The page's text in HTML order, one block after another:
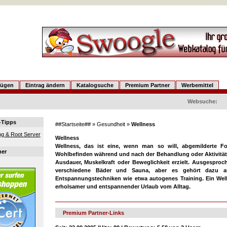
Eintrag ändern Katalogsuche Premium Partner Werbemittel
Websuche:
& Root Server
##Startseite##» Gesundheit» Wellness
Wellness
Wellness, das ist eine, wenn man so will, abgemilderte
Wohlbefinden während und nach der Behandlung oder
Ausdauer, Muskelkraft oder Beweglichkeit erzielt.
verschiedene Bäder und Sauna, aber es gehört dazu
Entspannungstechniken wie etwa autogenes Training. Ein
erholsamer und entspannender Urlaub vom Alltag.
Premium Partner-Links